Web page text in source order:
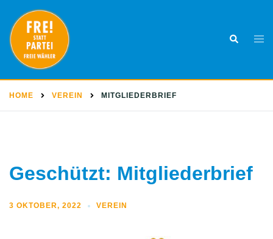
content
Search
HOME VEREIN MITGLIEDERBRIEF
Geschützt: Mitgliederbrief
3 OKTOBER, 2022 VEREIN